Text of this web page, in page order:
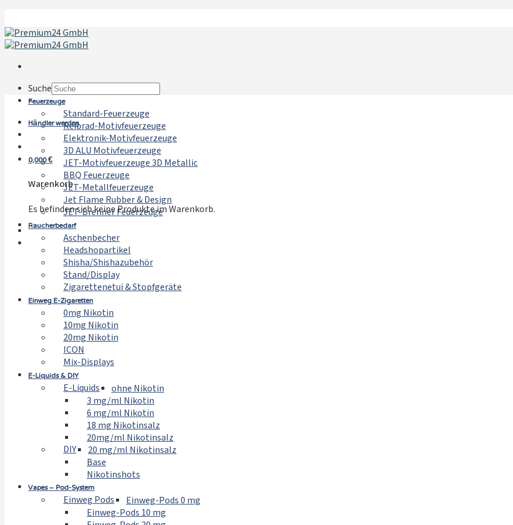
Inhalt
springen
Suche
×
Händler werden
0,000€
Warenkorb
Es befinden sich keine Produkte im Warenkorb.
Feuerzeuge
Standard-Feuerzeuge
Reibrad-Motivfeuerzeuge
Elektronik-Motivfeuerzeuge
3D ALU Motivfeuerzeuge
JET-Motivfeuerzeuge 3D Metallic
BBQ Feuerzeuge
JET-Metallfeuerzeuge
Jet Flame Rubber & Design
JET-Brenner Feuerzeuge
Raucherbedarf
Aschenbecher
Headshopartikel
Shisha/Shishazubehör
Stand/Display
Zigarettenetui & Stopfgeräte
Einweg E-Zigaretten
0mg Nikotin
10mg Nikotin
20mg Nikotin
ICON
Mix-Displays
E-Liquids & DIY
E-Liquids
ohne Nikotin
3 mg/ml Nikotin
6 mg/ml Nikotin
18 mg Nikotinsalz
20mg/ml Nikotinsalz
DIY
20 mg/ml Nikotinsalz
Base
Nikotinshots
Vapes – Pod-System
Einweg Pods
Einweg-Pods 0 mg
Einweg-Pods 10 mg